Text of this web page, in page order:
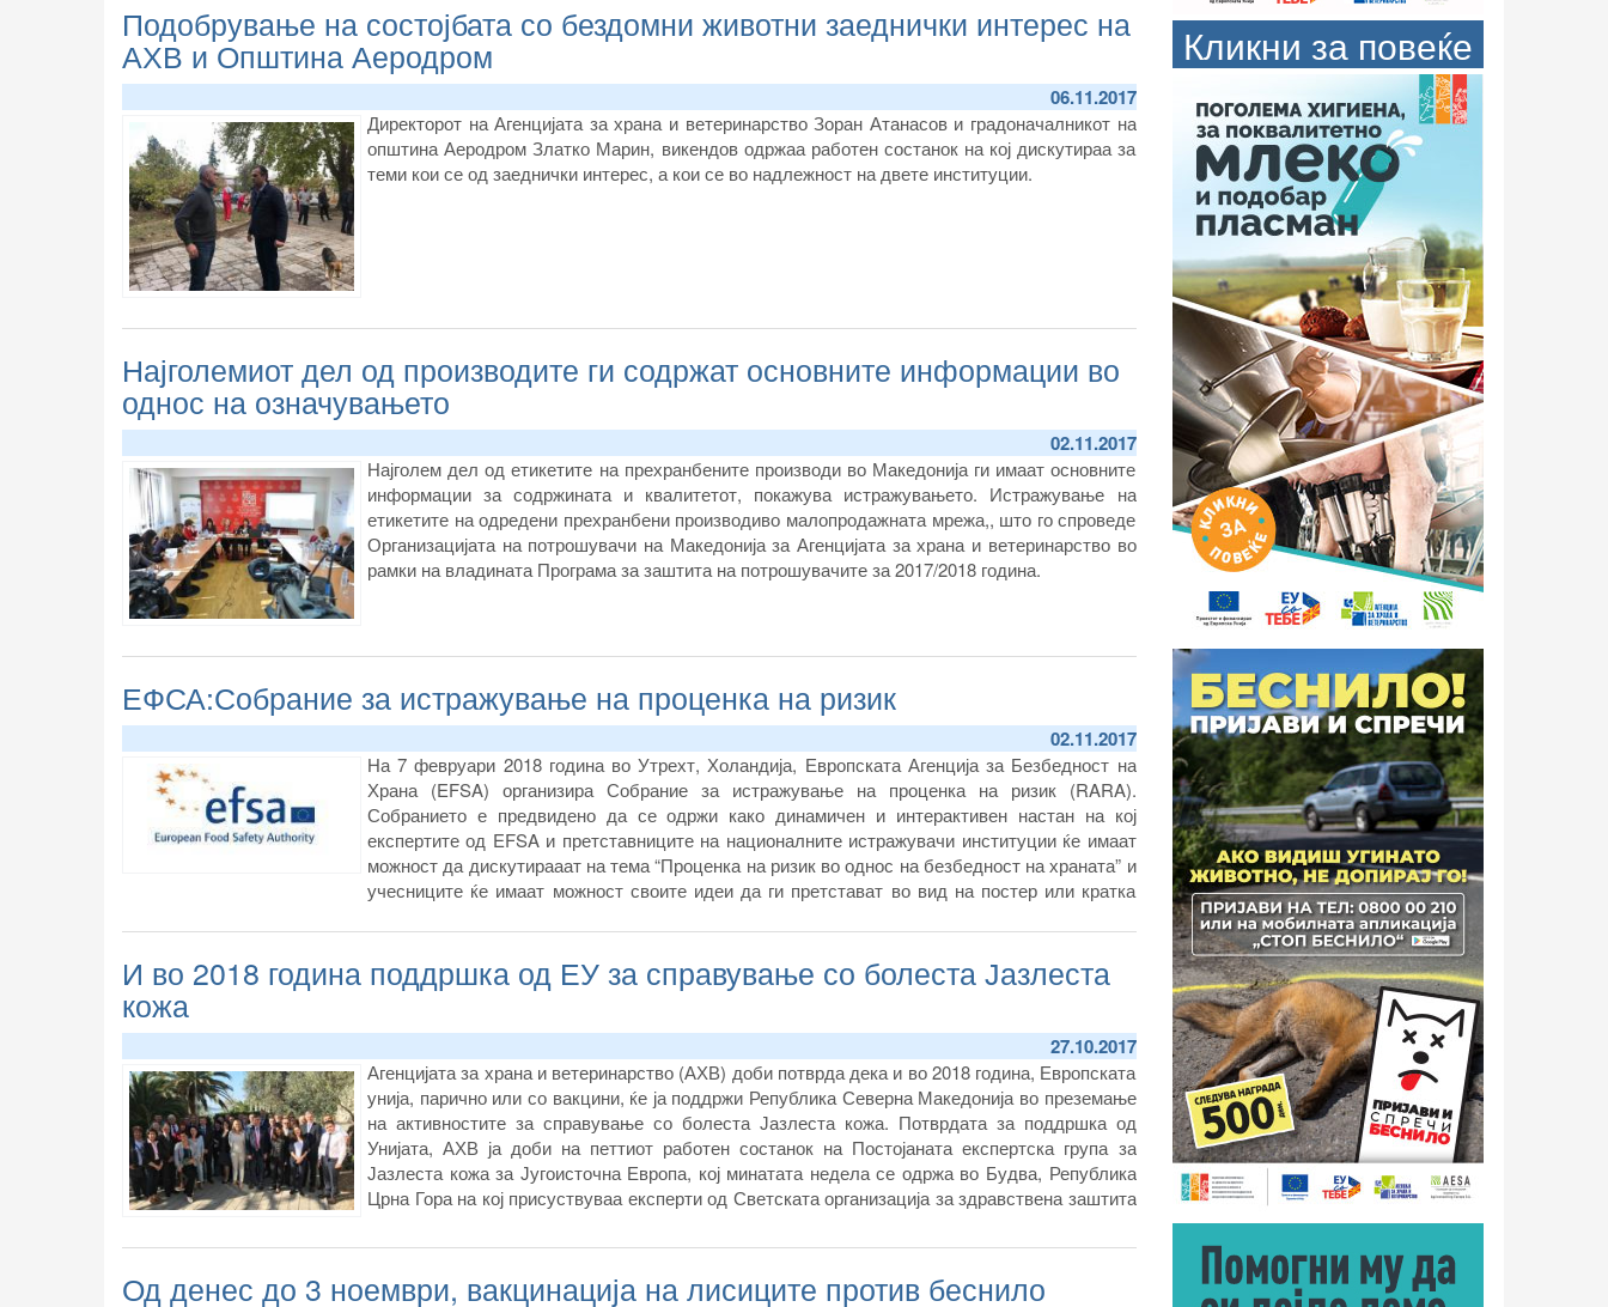
Подобрување на состојбата со бездомни животни заеднички интерес на
АХВ и Општина Аеродром
06.11.2017
Директорот на Агенцијата за храна и ветеринарство Зоран Атанасов и градоначалникот на
општина Аеродром Златко Марин, викендов одржаа работен состанок на кој дискутираа за
теми кои се од заеднички интерес, а кои се во надлежност на двете институции.
Најголемиот дел од производите ги содржат основните информации во
однос на означувањето
02.11.2017
Најголем дел од етикетите на прехранбените производи во Македонија ги имаат основните
информации за содржината и квалитетот, покажува истражувањето. Истражување на
етикетите на одредени прехранбени производиво малопродажната мрежа,, што го спроведе
Организацијата на потрошувачи на Македонија за Агенцијата за храна и ветеринарство во
рамки на владината Програма за заштита на потрошувачите за 2017/2018 година.
ЕФСА:Собрание за истражување на проценка на ризик
02.11.2017
На 7 февруари 2018 година во Утрехт, Холандија, Европската Агенција за Безбедност на
Храна (EFSA) организира Собрание за истражување на проценка на ризик (RARA).
Собранието е предвидено да се одржи како динамичен и интерактивен настан на кој
експертите од EFSA и претставниците на националните истражувачи институции ќе имаат
можност да дискутирааат на тема “Проценка на ризик во однос на безбедност на храната” и
учесниците ќе имаат можност своите идеи да ги претстават во вид на постер или кратка
И во 2018 година поддршка од ЕУ за справување со болеста Јазлеста
кожа
27.10.2017
Агенцијата за храна и ветеринарство (АХВ) доби потврда дека и во 2018 година, Европската
унија, парично или со вакцини, ќе ја поддржи Република Северна Македонија во преземање
на активностите за справување со болеста Јазлеста кожа. Потврдата за поддршка од
Унијата, АХВ ја доби на петтиот работен состанок на Постојаната експертска група за
Јазлеста кожа за Југоисточна Европа, кој минатата недела се одржа во Будва, Република
Црна Гора на кој присуствуваа експерти од Светската организација за здравствена заштита
ФАО, сите земји од регионот, земји членки на ЕУ кои граничат со регионот, како и
Од денес до 3 ноември, вакцинација на лисиците против беснило
Кликни за повеќе